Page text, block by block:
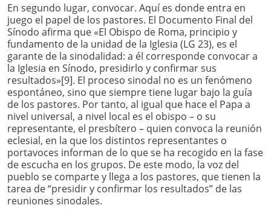
En segundo lugar, convocar. Aquí es donde entra en
juego el papel de los pastores. El Documento Final del
Sínodo afirma que «El Obispo de Roma, principio y
fundamento de la unidad de la Iglesia (LG 23), es el
garante de la sinodalidad: a él corresponde convocar a
la Iglesia en Sínodo, presidirlo y confirmar sus
resultados»[9]. El proceso sinodal no es un fenómeno
espontáneo, sino que siempre tiene lugar bajo la guía
de los pastores. Por tanto, al igual que hace el Papa a
nivel universal, a nivel local es el obispo – o su
representante, el presbítero – quien convoca la reunión
eclesial, en la que los distintos representantes o
portavoces informan de lo que se ha recogido en la fase
de escucha en los grupos. De este modo, la voz del
pueblo se comparte y llega a los pastores, que tienen la
tarea de “presidir y confirmar los resultados” de las
reuniones sinodales.